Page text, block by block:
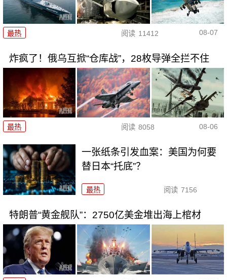
最热 阅读 11412 08-07
炸疯了！俄乌互掀“仓库战”，28枚导弹全拦不住
最热 阅读 8058 08-06
一张纸条引发血案：美国为何要
替日本“托底”？
最热 阅读 7156
特朗普“黄金舰队”：2750亿美金堆出海上棺材